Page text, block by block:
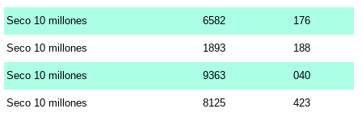
Seco 10 millones 6582 176
Seco 10 millones 1893 188
Seco 10 millones 9363 040
Seco 10 millones 8125 423